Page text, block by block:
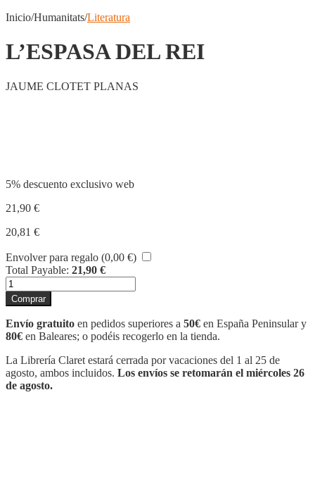
Inicio/Humanitats/Literatura
L’ESPASA DEL REI
JAUME CLOTET PLANAS
5% descuento exclusivo web
21,90 €
20,81 €
Envolver para regalo (0,00 €)
Total Payable: 21,90 €
L'ESPASA
DEL
REI
cantidad
Comprar
Envío gratuito en pedidos superiores a 50€ en España Peninsular y
80€ en Baleares; o podéis recogerlo en la tienda.
La Librería Claret estará cerrada por vacaciones del 1 al 25 de
agosto, ambos incluidos. Los envíos se retomarán el miércoles 26
de agosto.